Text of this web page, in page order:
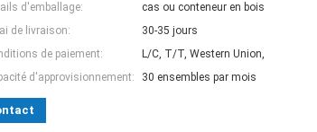
d'emballage:
cas ou conteneur en bois
de livraison:
30-35 jours
de paiement:
L/C, T/T, Western Union,
d'approvisionnement:
30 ensembles par mois